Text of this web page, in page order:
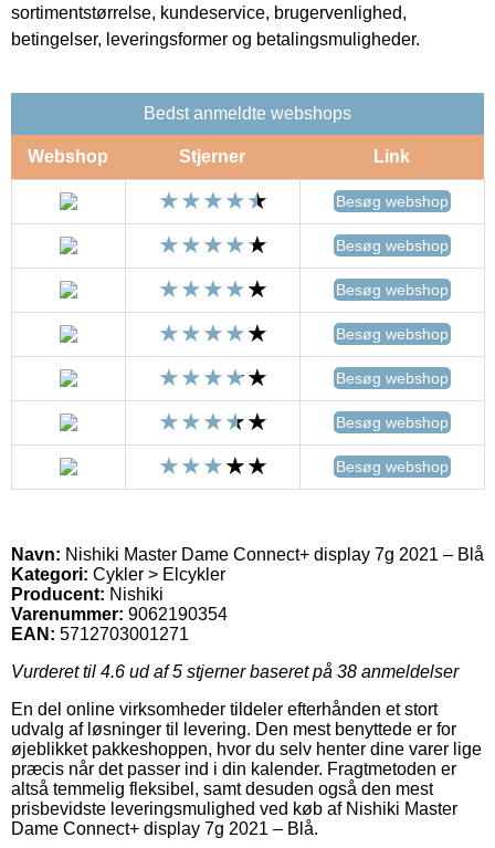
sortimentstørrelse, kundeservice, brugervenlighed,
betingelser, leveringsformer og betalingsmuligheder.
Bedst anmeldte webshops
Webshop Stjerner Link
Besøg webshop
Besøg webshop
Besøg webshop
Besøg webshop
Besøg webshop
Besøg webshop
Besøg webshop
Navn: Nishiki Master Dame Connect+ display 7g 2021 – Blå
Kategori: Cykler > Elcykler
Producent: Nishiki
Varenummer: 9062190354
EAN: 5712703001271
Vurderet til 4.6 ud af 5 stjerner baseret på 38 anmeldelser
En del online virksomheder tildeler efterhånden et stort
udvalg af løsninger til levering. Den mest benyttede er for
øjeblikket pakkeshoppen, hvor du selv henter dine varer lige
præcis når det passer ind i din kalender. Fragtmetoden er
altså temmelig fleksibel, samt desuden også den mest
prisbevidste leveringsmulighed ved køb af Nishiki Master
Dame Connect+ display 7g 2021 – Blå.